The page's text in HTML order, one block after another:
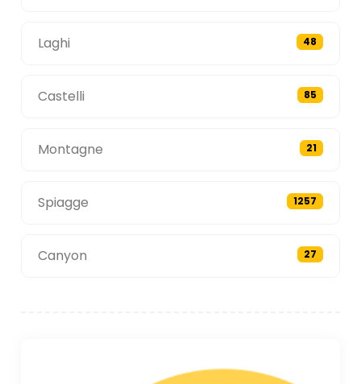
Laghi 48
Castelli 85
Montagne 21
Spiagge 1257
Canyon 27